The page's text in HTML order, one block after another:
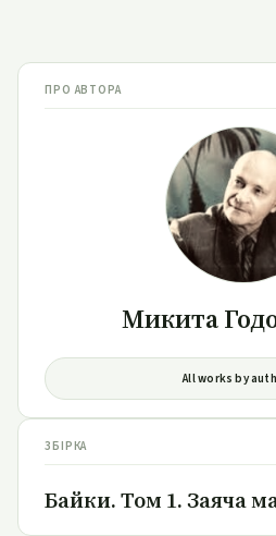
ПРО АВТОРА
Микита
All works by
ЗБІРКА
Байки. Том 1. Заяча